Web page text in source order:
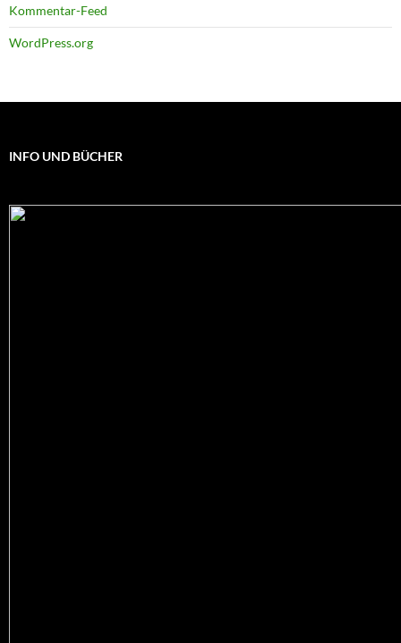
Kommentar-Feed
WordPress.org
INFO UND BÜCHER